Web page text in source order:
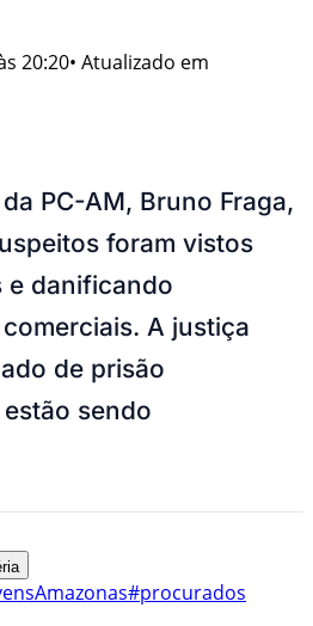
20:20• Atualizado em
PC-AM, Bruno Fraga,
foram vistos
e danificando
A justiça
de prisão
sendo
Amazonas#procurados